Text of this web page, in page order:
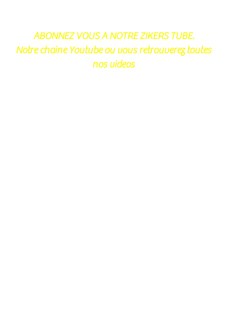
ABONNEZ VOUS A NOTRE ZIKERS TUBE.
Notre chaine Youtube ou vous retrouverez toutes
nos videos